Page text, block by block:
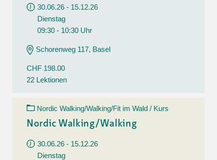
30.06.26 - 15.12.26
Dienstag
09:30 - 10:30 Uhr
Schorenweg 117, Basel
CHF 198.00
22 Lektionen
Nordic Walking/Walking/Fit im Wald / Kurs
Nordic Walking/Walking
30.06.26 - 15.12.26
Dienstag